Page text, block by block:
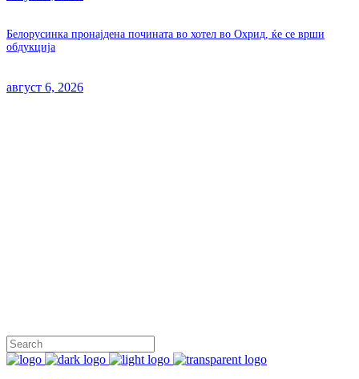
Белорусинка пронајдена почината во хотел во Охрид, ќе се врши
обдукција
август 6, 2026